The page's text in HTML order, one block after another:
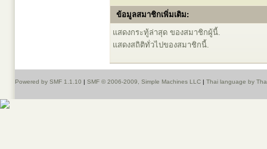
ข้อมูลสมาชิกเพิ่มเติม:
แสดงกระทู้ล่าสุด ของสมาชิกผู้นี้.
แสดงสถิติทั่วไปของสมาชิกนี้.
Powered by SMF 1.1.10 | SMF © 2006-2009, Simple Machines LLC | Thai language by